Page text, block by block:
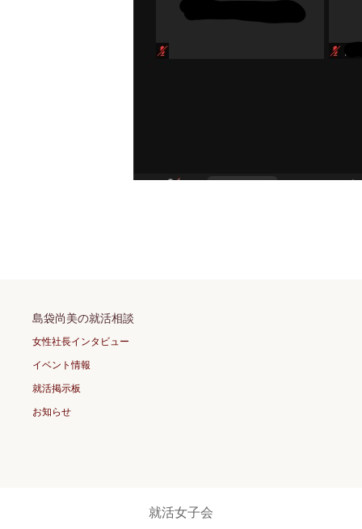
島袋尚美の就活相談
女性社長インタビュー
イベント情報
就活掲示板
お知らせ
就活女子会